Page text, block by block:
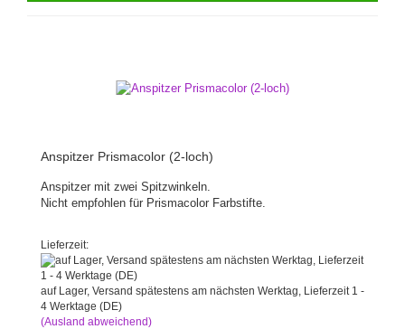
Anspitzer Prismacolor (2-loch)
Anspitzer mit zwei Spitzwinkeln.
Nicht empfohlen für Prismacolor Farbstifte.
Lieferzeit:
auf Lager, Versand spätestens am nächsten Werktag, Lieferzeit 1 -
4 Werktage (DE)
(Ausland abweichend)